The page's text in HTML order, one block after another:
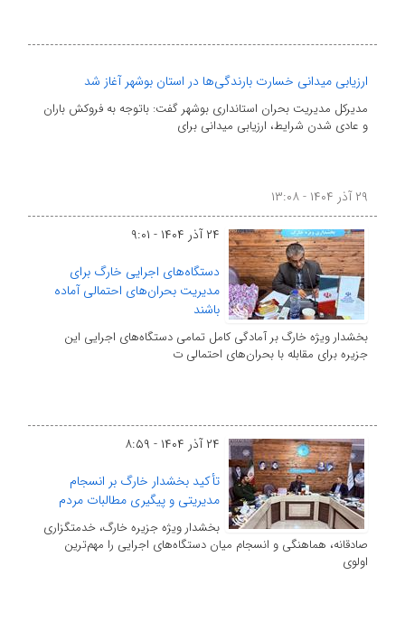
ارزیابی میدانی خسارت بارندگی‌ها در استان بوشهر آغاز شد
مدیرکل مدیریت بحران استانداری بوشهر گفت: باتوجه به فروکش باران
و عادی شدن شرایط، ارزیابی میدانی برای
۲۹ آذر ۱۴۰۴ - ۱۳:۰۸
۲۴ آذر ۱۴۰۴ - ۹:۰۱
دستگاه‌های اجرایی خارگ برای
مدیریت بحران‌های احتمالی آماده
باشند
بخشدار ویژه خارگ بر آمادگی کامل تمامی دستگاه‌های اجرایی این
جزیره برای مقابله با بحران‌های احتمالی ت
۲۴ آذر ۱۴۰۴ - ۸:۵۹
تأکید بخشدار خارگ بر انسجام
مدیریتی و پیگیری مطالبات مردم
بخشدار ویژه جزیره خارگ، خدمتگزاری
صادقانه، هماهنگی و انسجام میان دستگاه‌های اجرایی را مهم‌ترین
اولوی